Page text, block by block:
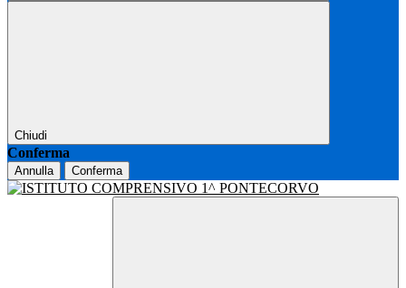
Chiudi
Conferma
Annulla Conferma